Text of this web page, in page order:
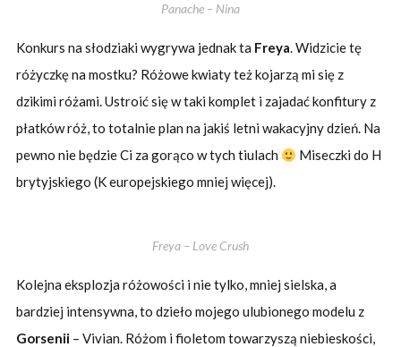
Panache – Nina
Konkurs na słodziaki wygrywa jednak ta Freya. Widzicie tę
różyczkę na mostku? Różowe kwiaty też kojarzą mi się z
dzikimi różami. Ustroić się w taki komplet i zajadać konfitury z
płatków róż, to totalnie plan na jakiś letni wakacyjny dzień. Na
pewno nie będzie Ci za gorąco w tych tiulach
Miseczki do H
brytyjskiego (K europejskiego mniej więcej).
Freya – Love Crush
Kolejna eksplozja różowości i nie tylko, mniej sielska, a
bardziej intensywna, to dzieło mojego ulubionego modelu z
Gorsenii– Vivian. Różom i fioletom towarzyszą niebieskości,